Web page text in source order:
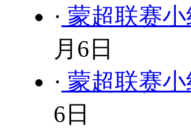
· 蒙超联赛
月6日
· 蒙超联赛
6日